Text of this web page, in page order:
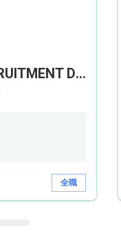
THE REPULSE BAY RECRUITMENT DAY 淺水灣影灣園人才招聘會
全職